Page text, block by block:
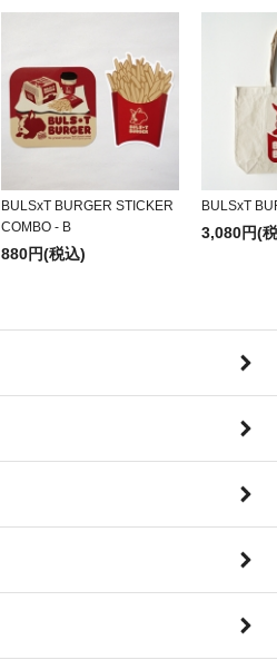
BULSxT BURGER STICKER
COMBO - B
880円(税込)
BULSxT
3,080円(